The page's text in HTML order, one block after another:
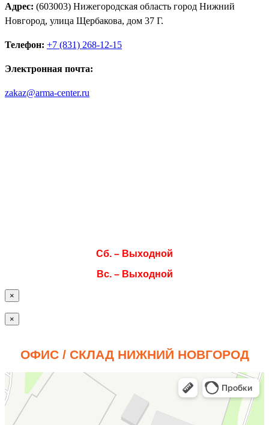
Адрес: (603003) Нижегородская область город Нижний
Новгород, улица Щербакова, дом 37 Г.
Телефон: +7 (831) 268-12-15
Электронная почта:
zakaz@arma-center.ru
Сб. – Выходной
Вс. – Выходной
×
×
ОФИС / СКЛАД НИЖНИЙ НОВГОРОД